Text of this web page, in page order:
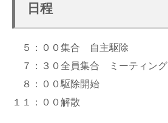
日程
５：００集合 自主駆除
７：３０全員集合 ミーティング
８：００駆除開始
１１：００解散